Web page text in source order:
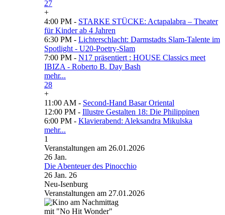
27
+
4:00 PM - STARKE STÜCKE: Actapalabra – Theater
für Kinder ab 4 Jahren
6:30 PM - Lichterschlacht: Darmstadts Slam-Talente im
Spotlight - U20-Poetry-Slam
7:00 PM - N17 präsentiert : HOUSE Classics meet
IBIZA - Roberto B. Day Bash
mehr...
28
+
11:00 AM - Second-Hand Basar Oriental
12:00 PM - Illustre Gestalten 18: Die Philippinen
6:00 PM - Klavierabend: Aleksandra Mikulska
mehr...
1
Veranstaltungen am 26.01.2026
26 Jan.
Die Abenteuer des Pinocchio
26 Jan. 26
Neu-Isenburg
Veranstaltungen am 27.01.2026